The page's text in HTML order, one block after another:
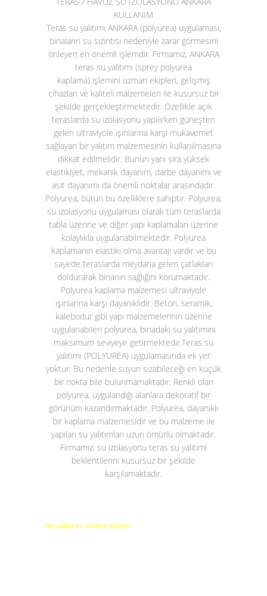
KULLANIM
Teras su yalıtımı ANKARA (polyurea)uygulaması,
binaların su sızıntısı nedeniyle zarar görmesini
önleyen en önemli işlemdir. Firmamız, ANKARA
teras su yalıtımı (sprey polyurea
kaplama)işlemini uzman ekipleri, gelişmiş
cihazları ve kaliteli malzemeleri ile kusursuz bir
şekilde gerçekleştirmektedir. Özellikle açık
teraslarda su izolasyonu yapılırken güneşten
gelen ultraviyole ışınlarına karşı mukavemet
sağlayan bir yalıtım malzemesinin kullanılmasına
dikkat edilmelidir. Bunun yanı sıra yüksek
elastikiyet, mekanik dayanım, darbe dayanımı ve
asit dayanımı da önemli noktalar arasındadır.
Polyurea, bütün bu özelliklere sahiptir. Polyurea,
su izolasyonu uygulaması olarak tüm teraslarda
tabla üzerine ve diğer yapı kaplamaları üzerine
kolaylıkla uygulanabilmektedir. Polyurea
kaplamanın elastiki olma avantajı vardır ve bu
sayede teraslarda meydana gelen çatlakları
doldurarak binanın sağlığını korumaktadır.
Polyurea kaplama malzemesi ultraviyole
ışınlarına karşı dayanıklıdır. Beton, seramik,
kalebodur gibi yapı malzemelerinin üzerine
uygulanabilen polyurea, binadaki su yalıtımını
maksimum seviyeye getirmektedir.Teras su
yalıtımı (POLYUREA) uygulamasında ek yer
yoktur. Bu nedenle suyun sızabileceği en küçük
bir nokta bile bulunmamaktadır. Renkli olan
polyurea, uygulandığı alanlara dekoratif bir
görünüm kazandırmaktadır. Polyurea, dayanıklı
bir kaplama malzemesidir ve bu malzeme ile
yapılan su yalıtımları uzun ömürlü olmaktadır.
Firmamız, su izolasyonu teras su yalıtımı
beklentilerini kusursuz bir şekilde
karşılamaktadır.
Yer sağlayıcı: Yurdum Yazılım